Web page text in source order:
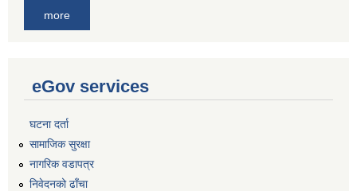
more
eGov services
घटना दर्ता
सामाजिक सुरक्षा
नागरिक वडापत्र
निवेदनको ढाँचा